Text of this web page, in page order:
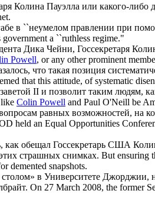
Колина Пауэлла или какого-либо
в ``неумелом правлении при
a ``ruthless regime."
Дика Чейни, Госсекретаря
Powell, or any other prominent
что такая позиция
that this attitude, of systematic
II и позволит таким людям,
Colin Powell and Paul O'Neill be
равных возможностей, на
held an Equal Opportunities
как обещал Госсекретарь США
страшных снимках. But ensuring
demented snapshots.
столом» в Университете
On 27 March 2008, the former